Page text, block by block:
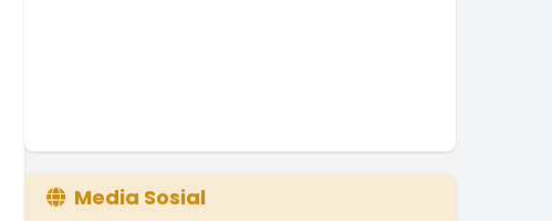
Media Sosial